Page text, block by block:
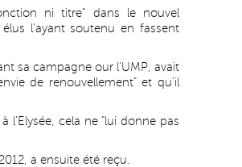
ni titre" dans le nouvel
l'ayant soutenu en fassent
sa campagne our l'UMP, avait
de renouvellement" et qu'il
l'Elysée, cela ne "lui donne pas
a ensuite été reçu.